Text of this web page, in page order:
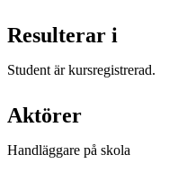
Resulterar i
Student är kursregistrerad.
Aktörer
Handläggare på skola